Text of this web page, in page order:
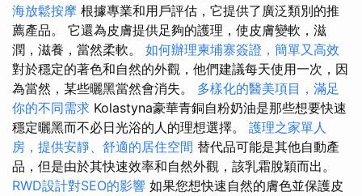
海放鬆按摩 根據專業和用戶評估，它提供了廣泛類別的推
薦產品。 它還為皮膚提供足夠的護理，使皮膚變軟，滋
潤，滋養，當然柔軟。 如何辦理柬埔寨簽證，簡單又高效
對於穩定的著色和自然的外觀，他們建議每天使用一次，因
為當然，某些曬黑當然會消失。 多樣化的醫美項目，滿足
你的不同需求 Kolastyna豪華青銅自粉奶油是那些想要快速
穩定曬黑而不必日光浴的人的理想選擇。 護理之家單人
房，提供安靜、舒適的居住空間 替代品可能是其他自動產
品，但是由於其快速效率和自然外觀，該乳霜脫穎而出。
RWD設計對SEO的影響 如果您想快速自然的膚色並保護皮